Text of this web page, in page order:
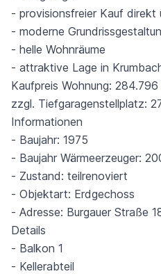
- provisionsfreier Kauf direkt
- moderne
- helle Wohnräume
- attraktive Lage in
Kaufpreis Wohnung:
zzgl. Tiefgaragenstellplatz:
Informationen
- Baujahr: 1975
- Baujahr Wärmeerzeuger:
- Zustand: teilrenoviert
- Objektart: Erdgechoss
- Adresse: Burgauer Straße
Details
- Balkon 1
- Kellerabteil